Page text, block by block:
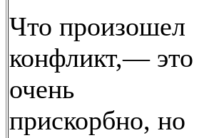
Что произошел
конфликт,— это
очень
прискорбно, но